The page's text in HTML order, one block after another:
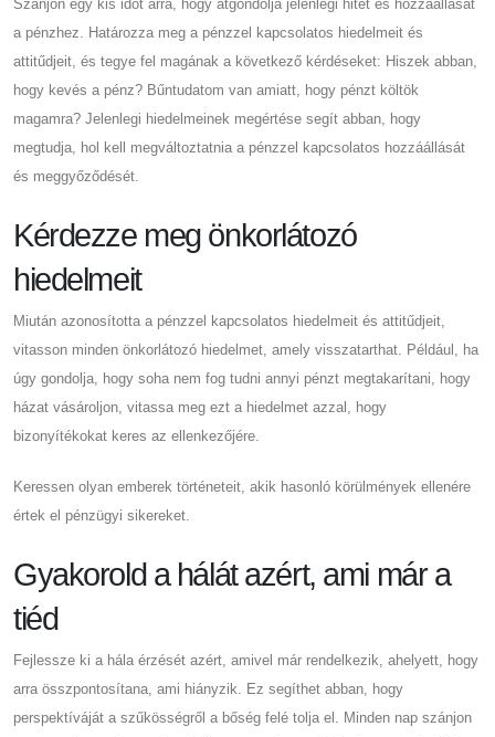
Szánjon egy kis időt arra, hogy átgondolja jelenlegi hitét és hozzáállását
a pénzhez. Határozza meg a pénzzel kapcsolatos hiedelmeit és
attitűdjeit, és tegye fel magának a következő kérdéseket: Hiszek abban,
hogy kevés a pénz? Bűntudatom van amiatt, hogy pénzt költök
magamra? Jelenlegi hiedelmeinek megértése segít abban, hogy
megtudja, hol kell megváltoztatnia a pénzzel kapcsolatos hozzáállását
és meggyőződését.
Kérdezze meg önkorlátozó
hiedelmeit
Miután azonosította a pénzzel kapcsolatos hiedelmeit és attitűdjeit,
vitasson minden önkorlátozó hiedelmet, amely visszatarthat. Például, ha
úgy gondolja, hogy soha nem fog tudni annyi pénzt megtakarítani, hogy
házat vásároljon, vitassa meg ezt a hiedelmet azzal, hogy
bizonyítékokat keres az ellenkezőjére.
Keressen olyan emberek történeteit, akik hasonló körülmények ellenére
értek el pénzügyi sikereket.
Gyakorold a hálát azért, ami már a
tiéd
Fejlessze ki a hála érzését azért, amivel már rendelkezik, ahelyett, hogy
arra összpontosítana, ami hiányzik. Ez segíthet abban, hogy
perspektíváját a szűkösségről a bőség felé tolja el. Minden nap szánjon